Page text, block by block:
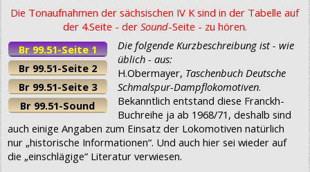
Die Tonaufnahmen der sächsischen IV K sind in der Tabelle auf
der 4.Seite - der Sound-Seite - zu hören.
Br 99.51-Seite 1
Br 99.51-Seite 2
Br 99.51-Seite 3
Br 99.51-Sound
Die folgende Kurzbeschreibung ist - wie
üblich - aus:
H.Obermayer, Taschenbuch Deutsche
Schmalspur-Dampflokomotiven.
Bekanntlich entstand diese Franckh-
Buchreihe ja ab 1968/71, deshalb sind
auch einige Angaben zum Einsatz der Lokomotiven natürlich
nur „historische Informationen“. Und auch hier sei wieder auf
die „einschlägige“ Literatur verwiesen.